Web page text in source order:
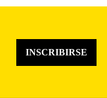
INSCRIBIRSE